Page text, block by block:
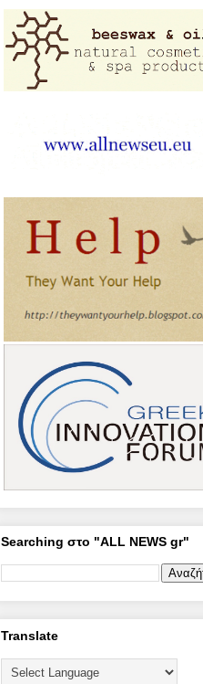
Searching στο "ALL NEWS gr"
Translate